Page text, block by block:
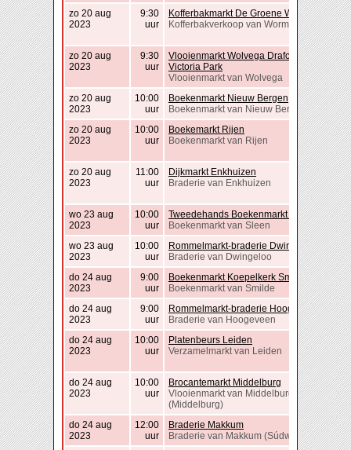
zo 20 aug
2023
9:30
uur
Kofferbakmarkt De Groene Wig
Kofferbakverkoop van Wormer
zo 20 aug
2023
9:30
uur
Vlooienmarkt Wolvega Drafcentrum
Victoria Park
Vlooienmarkt van Wolvega
zo 20 aug
2023
10:00
uur
Boekenmarkt Nieuw Bergen
Boekenmarkt van Nieuw Bergen
zo 20 aug
2023
10:00
uur
Boekemarkt Rijen
Boekenmarkt van Rijen
zo 20 aug
2023
11:00
uur
Dijkmarkt Enkhuizen
Braderie van Enkhuizen
wo 23 aug
2023
10:00
uur
Tweedehands Boekenmarkt Sleen
Boekenmarkt van Sleen
wo 23 aug
2023
10:00
uur
Rommelmarkt-braderie Dwingeloo
Braderie van Dwingeloo
do 24 aug
2023
9:00
uur
Boekenmarkt Koepelkerk Smilde
Boekenmarkt van Smilde
do 24 aug
2023
9:00
uur
Rommelmarkt-braderie Hoogeveen
Braderie van Hoogeveen
do 24 aug
2023
10:00
uur
Platenbeurs Leiden
Verzamelmarkt van Leiden
do 24 aug
2023
10:00
uur
Brocantemarkt Middelburg
Vlooienmarkt van Middelburg
(Middelburg)
do 24 aug
2023
12:00
uur
Braderie Makkum
Braderie van Makkum (Súdwest Fryslân)